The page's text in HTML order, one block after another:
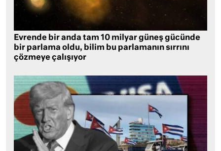
Evrende bir anda tam 10 milyar güneş gücünde
bir parlama oldu, bilim bu parlamanın sırrını
çözmeye çalışıyor